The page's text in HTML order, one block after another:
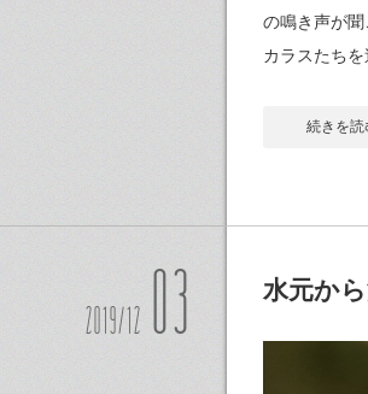
の鳴き声が聞
カラスたち
続きを読
水元か
2019/12 03